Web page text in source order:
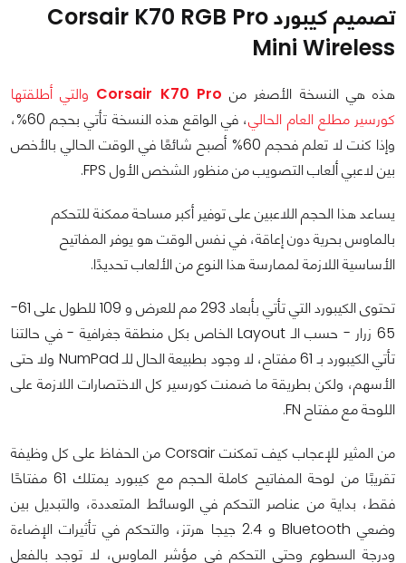
تصميم كيبورد Corsair K70 RGB Pro
Mini Wireless
هذه هي النسخة الأصغر من Corsair K70 Pro والتي أطلقتها
كورسير مطلع العام الحالي
، في الواقع هذه النسخة تأتي بحجم 60%،
وإذا كنت لا تعلم فحجم 60% أصبح شائعًا في الوقت الحالي بالأخص
بين لاعبي ألعاب التصويب من منظور الشخص الأول FPS.
يساعد هذا الحجم اللاعبين على توفير أكبر مساحة ممكنة للتحكم
بالماوس بحرية دون إعاقة، في نفس الوقت هو يوفر المفاتيح
الأساسية اللازمة لممارسة هذا النوع من الألعاب تحديدًا.
تحتوى الكيبورد التي تأتي بأبعاد 293 مم للعرض و 109 للطول على 61-
65 زرار - حسب الـ Layout الخاص بكل منطقة جغرافية - في حالتنا
تأتي الكيبورد بـ 61 مفتاح، لا وجود بطبيعة الحال للـ NumPad ولا حتى
الأسهم، ولكن بطريقة ما ضمنت كورسير كل الاختصارات اللازمة على
اللوحة مع مفتاح FN.
من المثير للإعجاب كيف تمكنت Corsair من الحفاظ على كل وظيفة
تقريبًا من لوحة المفاتيح كاملة الحجم مع كيبورد يمتلك 61 مفتاحًا
فقط، بداية من عناصر التحكم في الوسائط المتعددة، والتبديل بين
وضعي Bluetooth و 2.4 جيجا هرتز، والتحكم في تأثيرات الإضاءة
ودرجة السطوع وحتى التحكم في مؤشر الماوس، لا توجد بالفعل